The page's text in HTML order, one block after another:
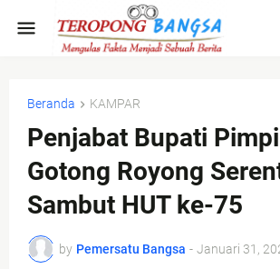
Beranda KAMPAR
Penjabat Bupati
Gotong Royong
Sambut HUT ke-75
by Pemersatu Bangsa - Januari 31,